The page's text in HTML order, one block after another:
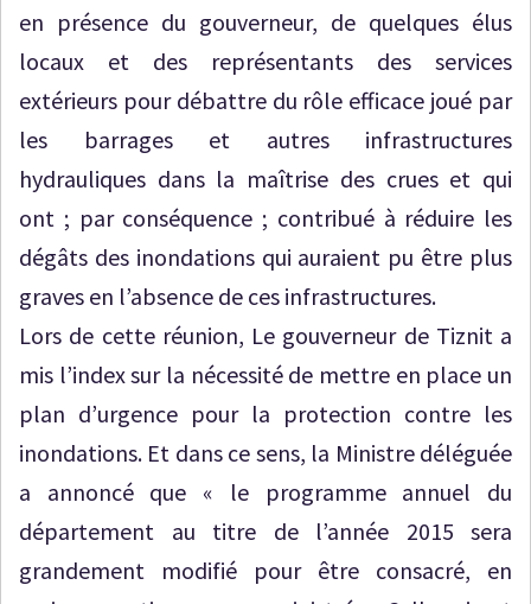
en présence du gouverneur, de quelques élus
locaux et des représentants des services
extérieurs pour débattre du rôle efficace joué par
les barrages et autres infrastructures
hydrauliques dans la maîtrise des crues et qui
ont ; par conséquence ; contribué à réduire les
dégâts des inondations qui auraient pu être plus
graves en l’absence de ces infrastructures.
Lors de cette réunion, Le gouverneur de Tiznit a
mis l’index sur la nécessité de mettre en place un
plan d’urgence pour la protection contre les
inondations. Et dans ce sens, la Ministre déléguée
a annoncé que « le programme annuel du
département au titre de l’année 2015 sera
grandement modifié pour être consacré, en